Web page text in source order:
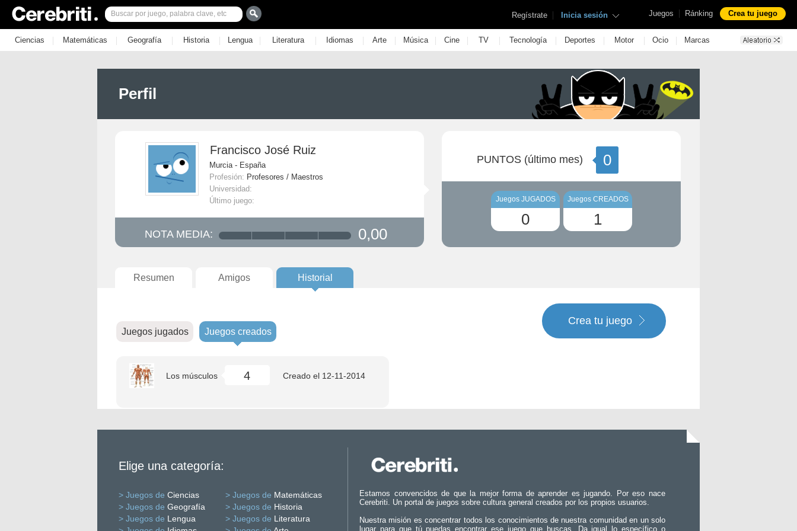
Juegos | Ránking Crea tu juego
Regístrate | Inicia sesión
Ciencias | Matemáticas | Geografía | Historia | Lengua | Literatura | Idiomas | Arte | Música | Cine | TV | Tecnología | Deportes | Motor | Ocio | Marcas
Perfil
Francisco José Ruiz
Murcia - España
Profesión: Profesores / Maestros
Universidad:
Último juego:
NOTA MEDIA: 0,00
PUNTOS (último mes) 0
Juegos JUGADOS
0
Juegos CREADOS
1
Resumen Amigos Historial
Juegos jugados Juegos creados
Crea tu juego
Los músculos 4 Creado el 12-11-2014
Elige una categoría:
> Juegos de Ciencias > Juegos de Matemáticas
> Juegos de Geografía > Juegos de Historia
> Juegos de Lengua > Juegos de Literatura
Estamos convencidos de que la mejor forma de aprender es jugando. Por eso nace
Cerebriti. Un portal de juegos sobre cultura general creados por los propios usuarios.
Nuestra misión es concentrar todos los conocimientos de nuestra comunidad en un solo
lugar para que tú puedas encontrar ese juego que buscas. Da igual lo específico o